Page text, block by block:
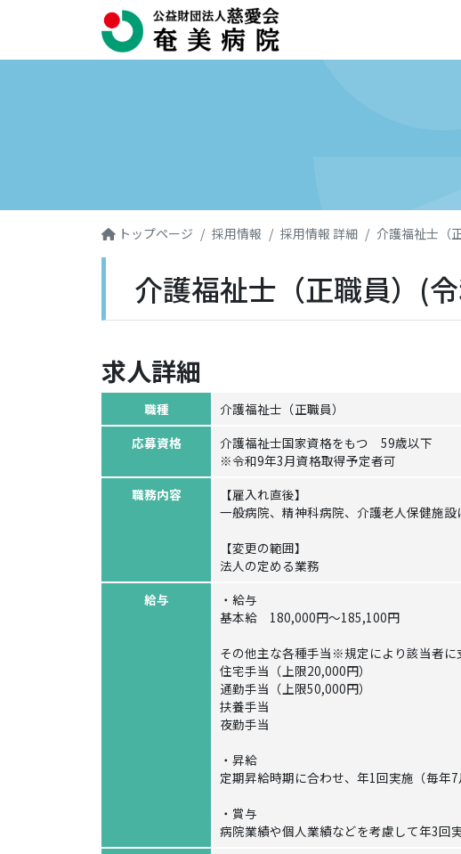
トップページ 採用情報 採用情報 詳細 介護福祉士（
介護福祉士（正職員）(
求人詳細
職種
介護福祉士（正職員）
応募資格
介護福祉士国家資格をもつ 59歳以下
※令和9年3月資格取得予定者可
職務内容
【雇入れ直後】
一般病院、精神科病院、介護老人保健施設
【変更の範囲】
法人の定める業務
給与
・給与
基本給 180,000円～185,100円
その他主な各種手当※規定により該当者に
住宅手当（上限20,000円）
通勤手当（上限50,000円）
扶養手当
夜勤手当
・昇給
定期昇給時期に合わせ、年1回実施（毎年7
・賞与
病院業績や個人業績などを考慮して年3回